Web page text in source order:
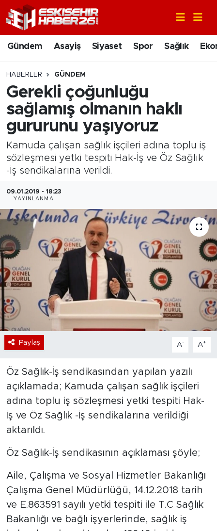
Gündem Asayiş Siyaset Spor Sağlık
HABERLER GÜNDEM
Gerekli çoğunluğu
sağlamış olmanın haklı
gururunu yaşıyoruz
Kamuda çalışan sağlık işçileri adına toplu iş
sözleşmesi yetki tespiti Hak-İş ve Öz Sağlık
-İş sendikalarına verildi.
09.01.2019 - 18:23
YAYINLANMA
Paylaş A- A+
Öz Sağlık-İş sendikasından yapılan yazılı
açıklamada; Kamuda çalışan sağlık işçileri
adına toplu iş sözleşmesi yetki tespiti Hak-
İş ve Öz Sağlık -İş sendikalarına verildiği
aktarıldı.
Öz Sağlık-İş sendikasının açıklaması şöyle;
Aile, Çalışma ve Sosyal Hizmetler Bakanlığı
Çalışma Genel Müdürlüğü, 14.12.2018 tarih
ve E.863591 sayılı yetki tespiti ile T.C Sağlık
Bakanlığı ve bağlı işyerlerinde, sağlık iş
Gündem
Asayiş
Siyaset
Spor
Ekonomi
Sanat
Bölge
Teknoloji
Magazin
Dünya
Sektör
Nöbetçi Eczaneler
Hava Durumu
Trafik Durumu
Süper Lig Puan Durumu ve Fikstür
Tüm Manşetler
Son Dakika Haberleri